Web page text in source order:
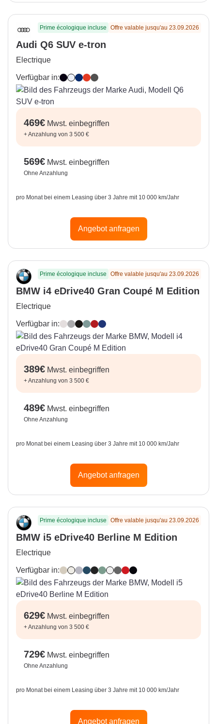
Prime écologique incluse Offre valable jusqu'au 23.09.2026
Audi Q6 SUV e-tron
Electrique
Verfügbar in:Mythos Black
Glacier White
Plasma Blue
Soneira Red
Manhattan Grey
469€ Mwst. einbegriffen
+Anzahlung von 3 500 €
569€ Mwst. einbegriffen
Ohne Anzahlung
pro Monat bei einem Leasing über 3 Jahre mit 10 000 km/Jahr
Angebot anfragen
Prime écologique incluse Offre valable jusqu'au 23.09.2026
BMW i4 eDrive40 Gran Coupé M Edition
Electrique
Verfügbar in:Mineralweiss
M Brooklyn Grau
Saphirschwarz
Cape York Green
Fire Red
M Portimao Blau
389€ Mwst. einbegriffen
+Anzahlung von 3 500 €
489€ Mwst. einbegriffen
Ohne Anzahlung
pro Monat bei einem Leasing über 3 Jahre mit 10 000 km/Jahr
Angebot anfragen
Prime écologique incluse Offre valable jusqu'au 23.09.2026
BMW i5 eDrive40 Berline M Edition
Electrique
Verfügbar in:Oxide Grey
Mineral White
Brooklyn Grey
Phytonic Blue
Carbon Black
Cape York Green
Alpine White
Sophisto Grey
Fire Red
Black Sapphire
629€ Mwst. einbegriffen
+Anzahlung von 3 500 €
729€ Mwst. einbegriffen
Ohne Anzahlung
pro Monat bei einem Leasing über 3 Jahre mit 10 000 km/Jahr
Angebot anfragen